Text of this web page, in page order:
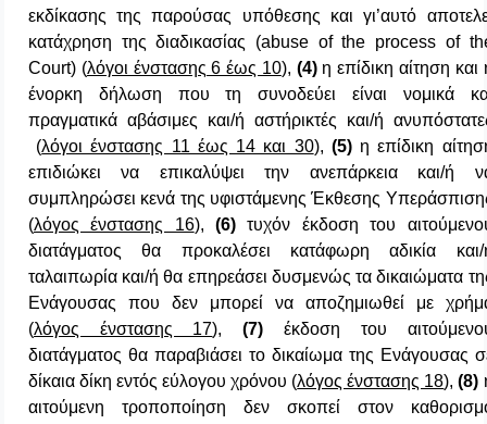
εκδίκασης της παρούσας υπόθεσης και γι’αυτό
κατάχρηση της διαδικασίας (abuse of the process of
Court) (λόγοι ένστασης 6 έως 10), (4)η επίδικη αίτηση και
ένορκη δήλωση που τη συνοδεύει είναι νομικά
πραγματικά αβάσιμες και/ή αστήρικτές και/ή
(λόγοι ένστασης 11 έως 14 και 30), (5)η επίδικη
επιδιώκει να επικαλύψει την ανεπάρκεια και/ή
συμπληρώσει κενά της υφιστάμενης Έκθεσης
(λόγος ένστασης 16),(6) τυχόν έκδοση του
διατάγματος θα προκαλέσει κατάφωρη αδικία και/
ταλαιπωρία και/ή θα επηρεάσει δυσμενώς τα δικαιώματα
Ενάγουσας που δεν μπορεί να αποζημιωθεί με
(λόγος ένστασης 17),(7) έκδοση του
διατάγματος θα παραβιάσει το δικαίωμα της Ενάγουσας
δίκαια δίκη εντός εύλογου χρόνου (λόγος ένστασης 18),(8)
αιτούμενη τροποποίηση δεν σκοπεί στον